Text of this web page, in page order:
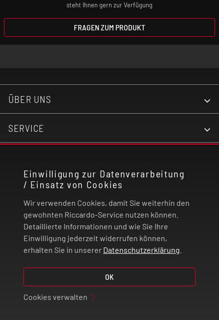
Einwilligung zur Datenverarbeitung
/ Einsatz von Cookies
Wir verwenden Cookies, damit Sie weiterhin den
gewohnten Riccardo-Service nutzen können.
Detaillierte Informationen und wie Sie Ihre
Einwilligung jederzeit widerrufen können,
erhalten Sie in unserer Datenschutzerklärung
OK
Cookies verwalten
steht Ihnen gern zur Verfügung
FRAGEN ZUM PRODUKT
ÜBER UNS
SERVICE
RECHTLICHES
ZAHLUNG UND VERSAND
VERTRAG WIDERRUFEN
© 2026 | Riccardo Onlinestore GmbH